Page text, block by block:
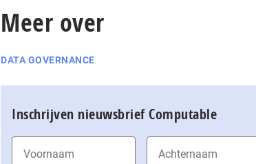
Meer over
DATA GOVERNANCE
Inschrijven nieuwsbrief Computable